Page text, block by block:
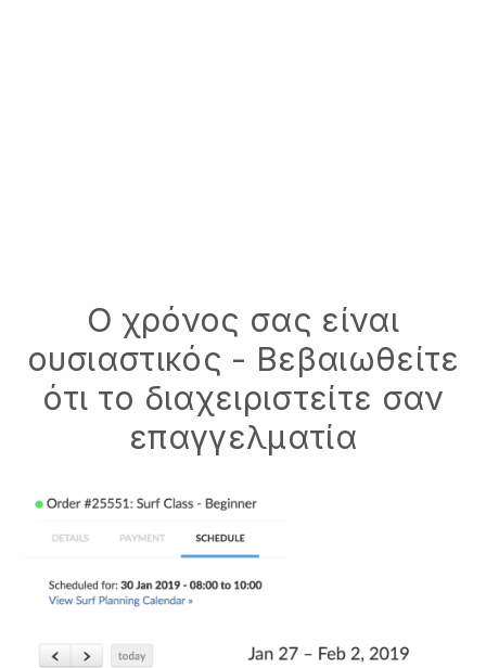
Ο χρόνος σας είναι
ουσιαστικός - Βεβαιωθείτε
ότι το διαχειριστείτε σαν
επαγγελματία